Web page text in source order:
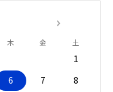
木 金 土
1
6 7
8